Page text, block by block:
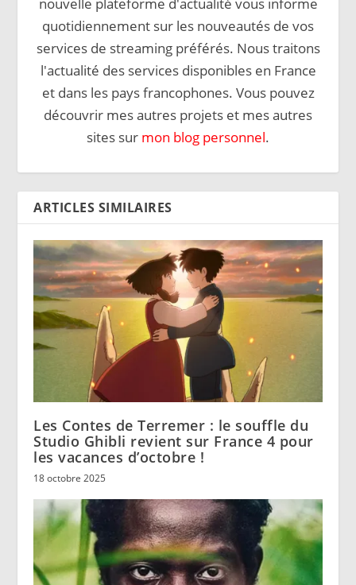
quotidiennement sur les nouveautés de vos
services de streaming préférés. Nous traitons
l'actualité des services disponibles en France
et dans les pays francophones. Vous pouvez
découvrir mes autres projets et mes autres
sites sur mon blog personnel.
ARTICLES SIMILAIRES
Les Contes de Terremer : le souffle du
Studio Ghibli revient sur France 4 pour
les vacances d’octobre !
18 octobre 2025